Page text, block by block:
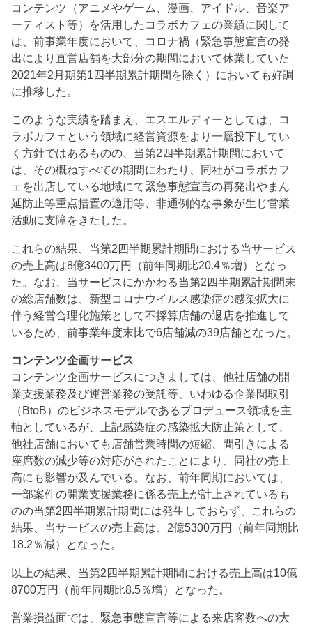
コンテンツ（アニメやゲーム、漫画、アイドル、音楽ア
ーティスト等）を活用したコラボカフェの業績に関して
は、前事業年度において、コロナ禍（緊急事態宣言の発
出により直営店舗を大部分の期間において休業していた
2021年2月期第1四半期累計期間を除く）においても好調
に推移した。
このような実績を踏まえ、エスエルディーとしては、コ
ラボカフェという領域に経営資源をより一層投下してい
く方針ではあるものの、当第2四半期累計期間において
は、その概ねすべての期間にわたり、同社がコラボカフ
ェを出店している地域にて緊急事態宣言の再発出やまん
延防止等重点措置の適用等、非通例的な事象が生じ営業
活動に支障をきたした。
これらの結果、当第2四半期累計期間における当サービス
の売上高は8億3400万円（前年同期比20.4％増）となっ
た。なお、当サービスにかかわる当第2四半期累計期間末
の総店舗数は、新型コロナウイルス感染症の感染拡大に
伴う経営合理化施策として不採算店舗の退店を推進して
いるため、前事業年度末比で6店舗減の39店舗となった。
コンテンツ企画サービス
コンテンツ企画サービスにつきましては、他社店舗の開
業支援業務及び運営業務の受託等、いわゆる企業間取引
（BtoB）のビジネスモデルであるプロデュース領域を主
軸としているが、上記感染症の感染拡大防止策として、
他社店舗においても店舗営業時間の短縮、間引きによる
座席数の減少等の対応がされたことにより、同社の売上
高にも影響が及んでいる。なお、前年同期においては、
一部案件の開業支援業務に係る売上が計上されているも
のの当第2四半期累計期間には発生しておらず、これらの
結果、当サービスの売上高は、2億5300万円（前年同期比
18.2％減）となった。
以上の結果、当第2四半期累計期間における売上高は10億
8700万円（前年同期比8.5％増）となった。
営業損益面では、緊急事態宣言等による来店客数への大